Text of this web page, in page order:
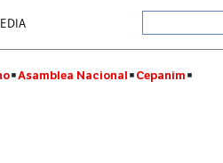
Asamblea Nacional Cepanim